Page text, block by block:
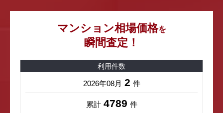
マンション相場価格を
瞬間査定！
利用件数
2026年08月 2 件
累計 4789 件